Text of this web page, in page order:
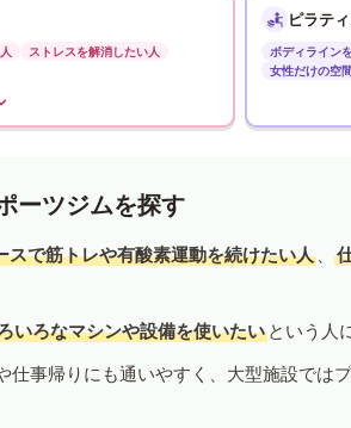
ストレスを解消したい人
ピラテ
ボディライン
女性だけの空
ーツジムを探す
スで筋トレや有酸素運動を続けたい人 、
いろなマシンや設備を使いたい という人
仕事帰りにも通いやすく、大型施設では